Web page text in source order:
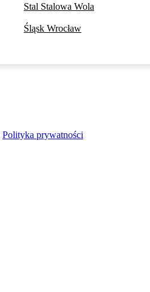
Stal Stalowa Wola
Śląsk Wrocław
Polityka prywatności